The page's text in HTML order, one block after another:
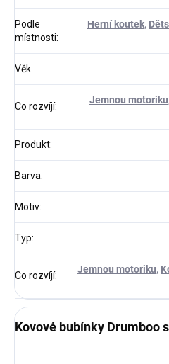
Podle
místnosti:
Herní koutek,
Věk:
Co rozvíjí:
Jemnou motoriku
Produkt:
Barva:
Motiv:
Typ:
Co rozvíjí:
Jemnou motoriku,
Kovové bubínky Drumboo